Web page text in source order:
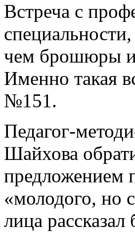
Встреча с
чем брошюры и
Именно такая
№151.
Педагог-
Шайхова
предложением
«молодого, но
лица